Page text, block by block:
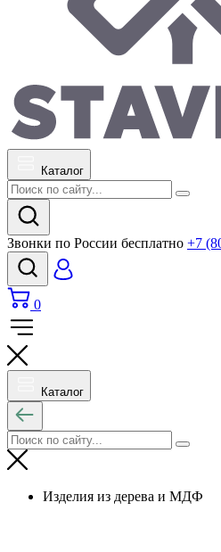
Каталог
Звонки по России бесплатно +7
0
Каталог
Изделия из дерева и МДФ